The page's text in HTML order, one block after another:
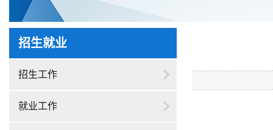
招生就业
招生工作
就业工作